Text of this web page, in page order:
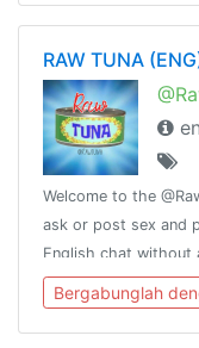
RAW TUNA
Welcome to the
ask or post sex and
English chat without
content.Talking in
nice day
Bergabunglah